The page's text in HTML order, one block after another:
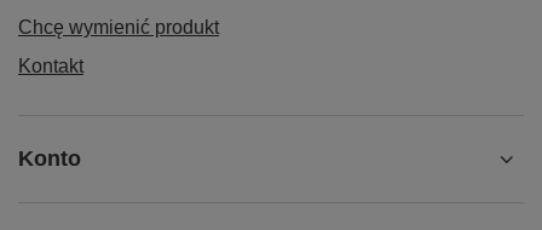
Chcę wymienić produkt
Kontakt
Konto